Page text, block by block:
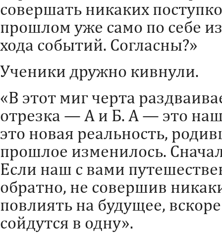
совершать никаких
прошлом уже само по себе
хода событий. Согласны?»
Ученики дружно кивнули.
«В этот миг черта
отрезка — А и Б. А — это
это новая реальность,
прошлое изменилось.
Если наш с вами
обратно, не совершив
повлиять на будущее,
сойдутся в одну».